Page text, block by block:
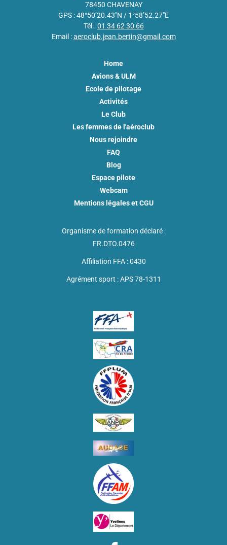
78450 CHAVENAY
GPS : 48°50’20.43″N / 1°58’52.27″E
Tél.: 01 34 62 30 66
Email :aeroclub.jean.bertin@gmail.com
Home
Avions & ULM
Ecole de pilotage
Activités
Le Club
Les femmes de l'aéroclub
Nous rejoindre
FAQ
Blog
Espace pilote
Webcam
Mentions légales et CGU
Organisme de formation déclaré :
FR.DTO.0476
Affiliation FFA : 0430
Agrément sport : APS 78-1311